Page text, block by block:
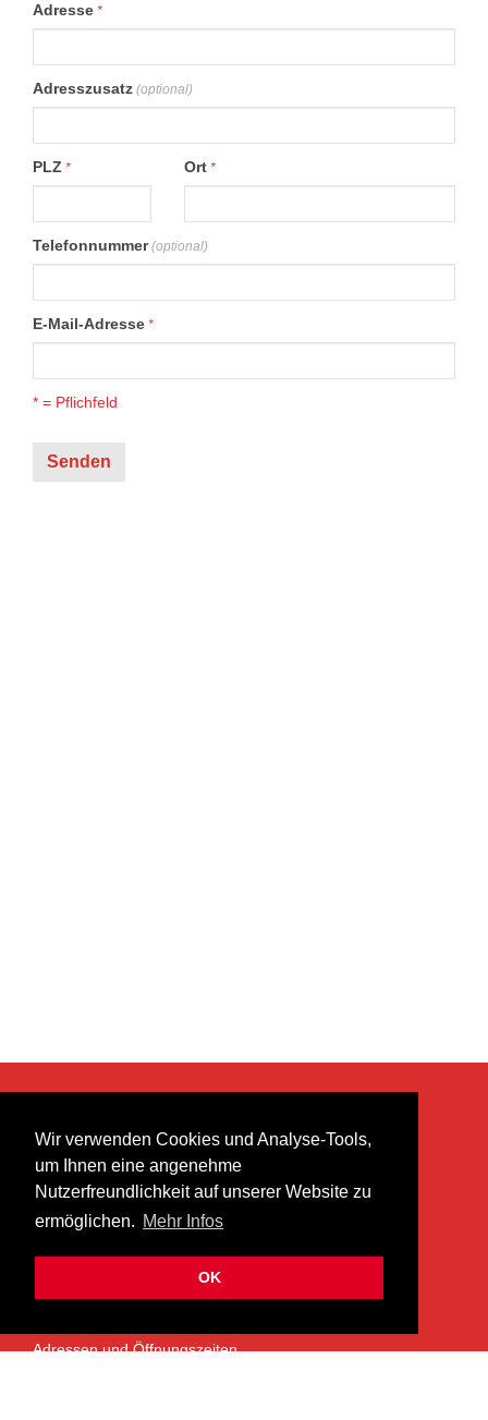
Wir verwenden Cookies und Analyse-Tools,
um Ihnen eine angenehme
Nutzerfreundlichkeit auf unserer Website zu
ermöglichen. Mehr Infos
OK
Adresse *
Adresszusatz (optional)
PLZ * Ort *
Telefonnummer (optional)
E-Mail-Adresse *
* = Pflichfeld
heer musik ag
Lättenstrasse 35
8952 Schlieren
info@heermusic.com
ÜBER UNS
Adressen und Öffnungszeiten